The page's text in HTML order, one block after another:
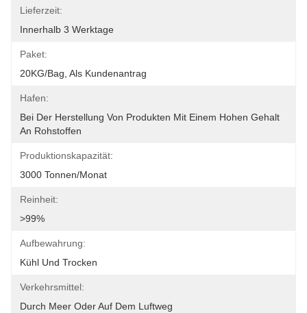
Lieferzeit:
Innerhalb 3 Werktage
Paket:
20KG/bag, Als Kundenantrag
Hafen:
Bei Der Herstellung Von Produkten Mit Einem Hohen Gehalt
An Rohstoffen
Produktionskapazität:
3000 Tonnen/Monat
Reinheit:
>99%
Aufbewahrung:
Kühl Und Trocken
Verkehrsmittel:
Durch Meer Oder Auf Dem Luftweg